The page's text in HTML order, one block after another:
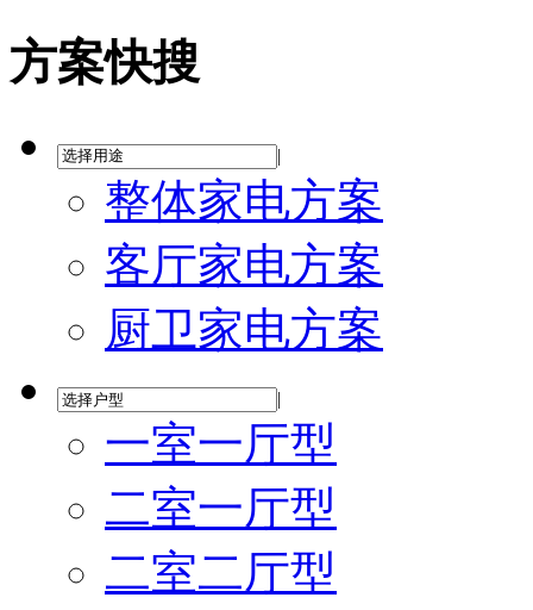
方案快搜
|
整体家电方案
客厅家电方案
厨卫家电方案
|
一室一厅型
二室一厅型
二室二厅型